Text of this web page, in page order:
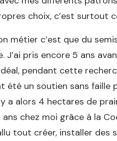
choix, c’est surtout
métier c’est que du
J’ai pris encore 5 ans
pendant cette
été un soutien sans
a alors 4 hectares de
chez moi grâce à la
tout créer, installer